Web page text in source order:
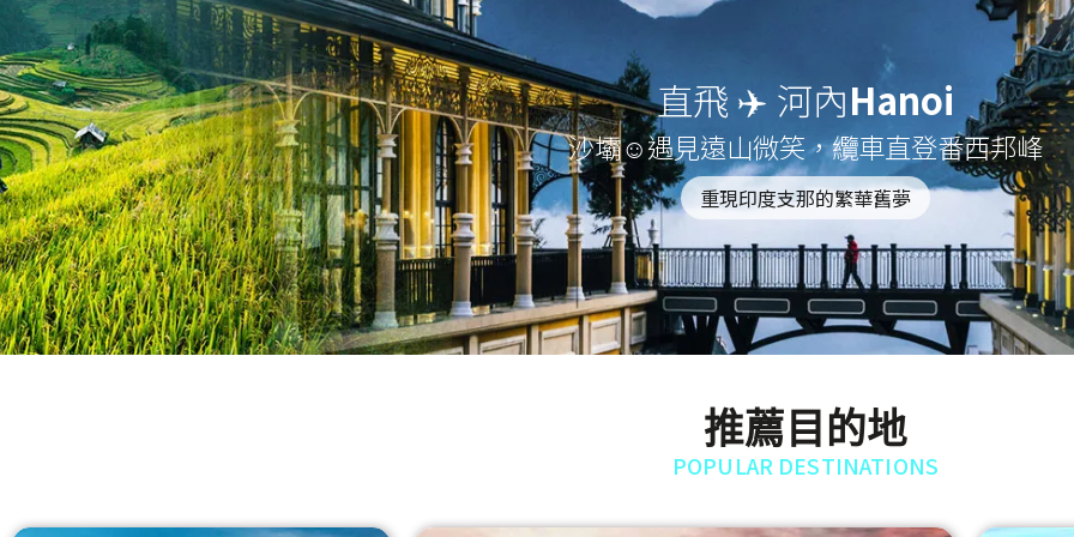
直飛 ✈️ 河內Hanoi
沙壩☺遇見遠山微笑，纜車直登番西邦峰
重現印度支那的繁華舊夢
推薦目的地
POPULAR DESTINATIONS